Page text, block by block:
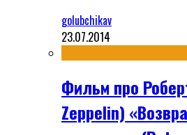
golubchikav
23.07.2014
Фильм про
Zeppelin)